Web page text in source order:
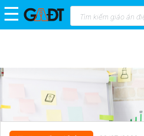
-
CTCP
VIỆN
☰